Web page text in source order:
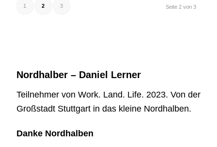
Seite 2 von 3
1 2 3
Nordhalber – Daniel Lerner
Teilnehmer von Work. Land. Life. 2023. Von der
Großstadt Stuttgart in das kleine Nordhalben.
Danke Nordhalben